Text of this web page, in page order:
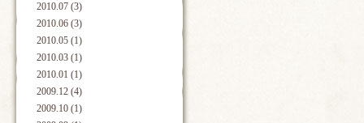
2010.07 (3)
2010.06 (3)
2010.05 (1)
2010.03 (1)
2010.01 (1)
2009.12 (4)
2009.10 (1)